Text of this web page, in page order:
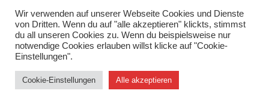
Kontakt
Datenschutz
Impressum
© 2025 Stadtmission Frankfurt-Nied
Wir verwenden auf unserer Webseite Cookies und Dienste
von Dritten. Wenn du auf "alle akzeptieren" klickts, stimmst
du all unseren Cookies zu. Wenn du beispielsweise nur
notwendige Cookies erlauben willst klicke auf "Cookie-
Einstellungen".
Cookie-Einstellungen Alle akzeptieren